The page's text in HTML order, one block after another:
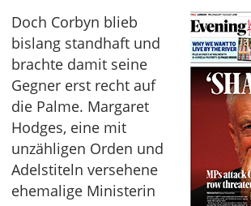
Doch Corbyn blieb
bislang standhaft und
brachte damit seine
Gegner erst recht auf
die Palme. Margaret
Hodges, eine mit
unzähligen Orden und
Adelstiteln versehene
ehemalige Ministerin